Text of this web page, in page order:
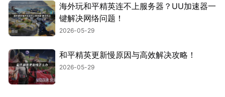
海外玩和平精英连不上服务器？UU加速器一
键解决网络问题！
2026-05-29
和平精英更新慢原因与高效解决攻略！
2026-05-29